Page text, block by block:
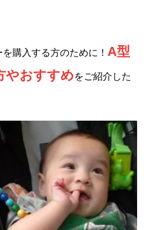
購入する方のために！ A型
やおすすめをご紹介した